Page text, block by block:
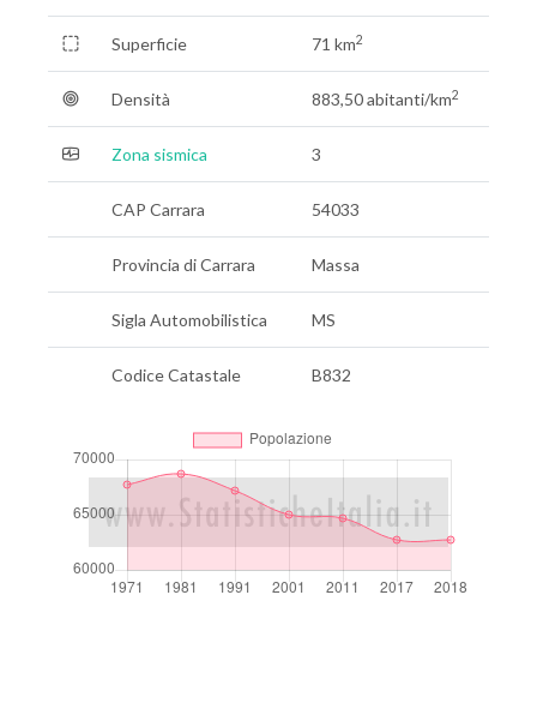
Superficie 71 km2
Densità 883,50 abitanti/km2
Zona sismica 3
CAP Carrara 54033
Provincia di Carrara Massa
Sigla Automobilistica MS
Codice Catastale B832